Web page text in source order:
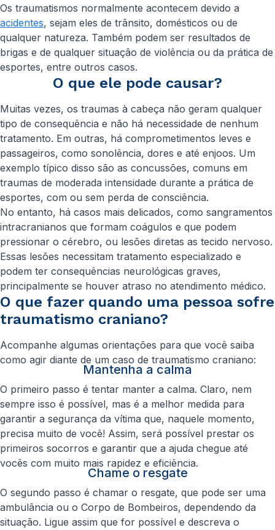
Os traumatismos normalmente acontecem devido a
acidentes, sejam eles de trânsito, domésticos ou de
qualquer natureza. Também podem ser resultados de
brigas e de qualquer situação de violência ou da prática de
esportes, entre outros casos.
O que ele pode causar?
Muitas vezes, os traumas à cabeça não geram qualquer
tipo de consequência e não há necessidade de nenhum
tratamento. Em outras, há comprometimentos leves e
passageiros, como sonolência, dores e até enjoos. Um
exemplo típico disso são as concussões, comuns em
traumas de moderada intensidade durante a prática de
esportes, com ou sem perda de consciência.
No entanto, há casos mais delicados, como sangramentos
intracranianos que formam coágulos e que podem
pressionar o cérebro, ou lesões diretas as tecido nervoso.
Essas lesões necessitam tratamento especializado e
podem ter consequências neurológicas graves,
principalmente se houver atraso no atendimento médico.
O que fazer quando uma pessoa sofre
traumatismo craniano?
Acompanhe algumas orientações para que você saiba
como agir diante de um caso de traumatismo craniano:
Mantenha a calma
O primeiro passo é tentar manter a calma. Claro, nem
sempre isso é possível, mas é a melhor medida para
garantir a segurança da vítima que, naquele momento,
precisa muito de você! Assim, será possível prestar os
primeiros socorros e garantir que a ajuda chegue até
vocês com muito mais rapidez e eficiência.
Chame o resgate
O segundo passo é chamar o resgate, que pode ser uma
ambulância ou o Corpo de Bombeiros, dependendo da
situação. Ligue assim que for possível e descreva o